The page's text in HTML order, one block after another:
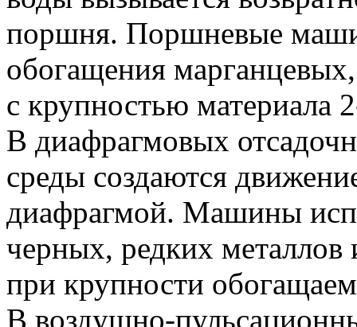
поршня. Поршневые
обогащения
с крупностью материала
В диафрагмовых
среды создаются
диафрагмой. Машины
черных, редких
при крупности
В воздушно-